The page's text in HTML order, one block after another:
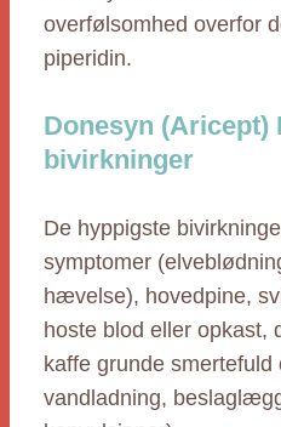
overfølsomhed overfor
piperidin.
Donesyn (Aricept)
bivirkninger
De hyppigste
symptomer
hævelse), hovedpine,
hoste blod eller opkast,
kaffe grunde smertefuld
vandladning,